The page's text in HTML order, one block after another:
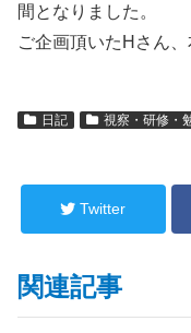
間となりました。
ご企画頂いたHさん
日記 視察・研修・
Twitter
関連記事